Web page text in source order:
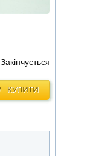
Закінчується
КУПИТИ